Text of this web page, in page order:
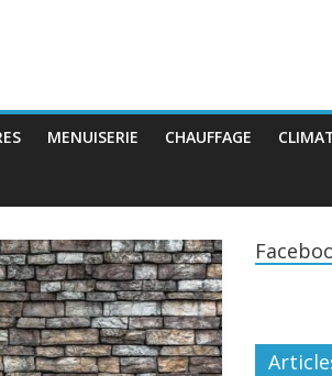
MENUISERIE CHAUFFAGE